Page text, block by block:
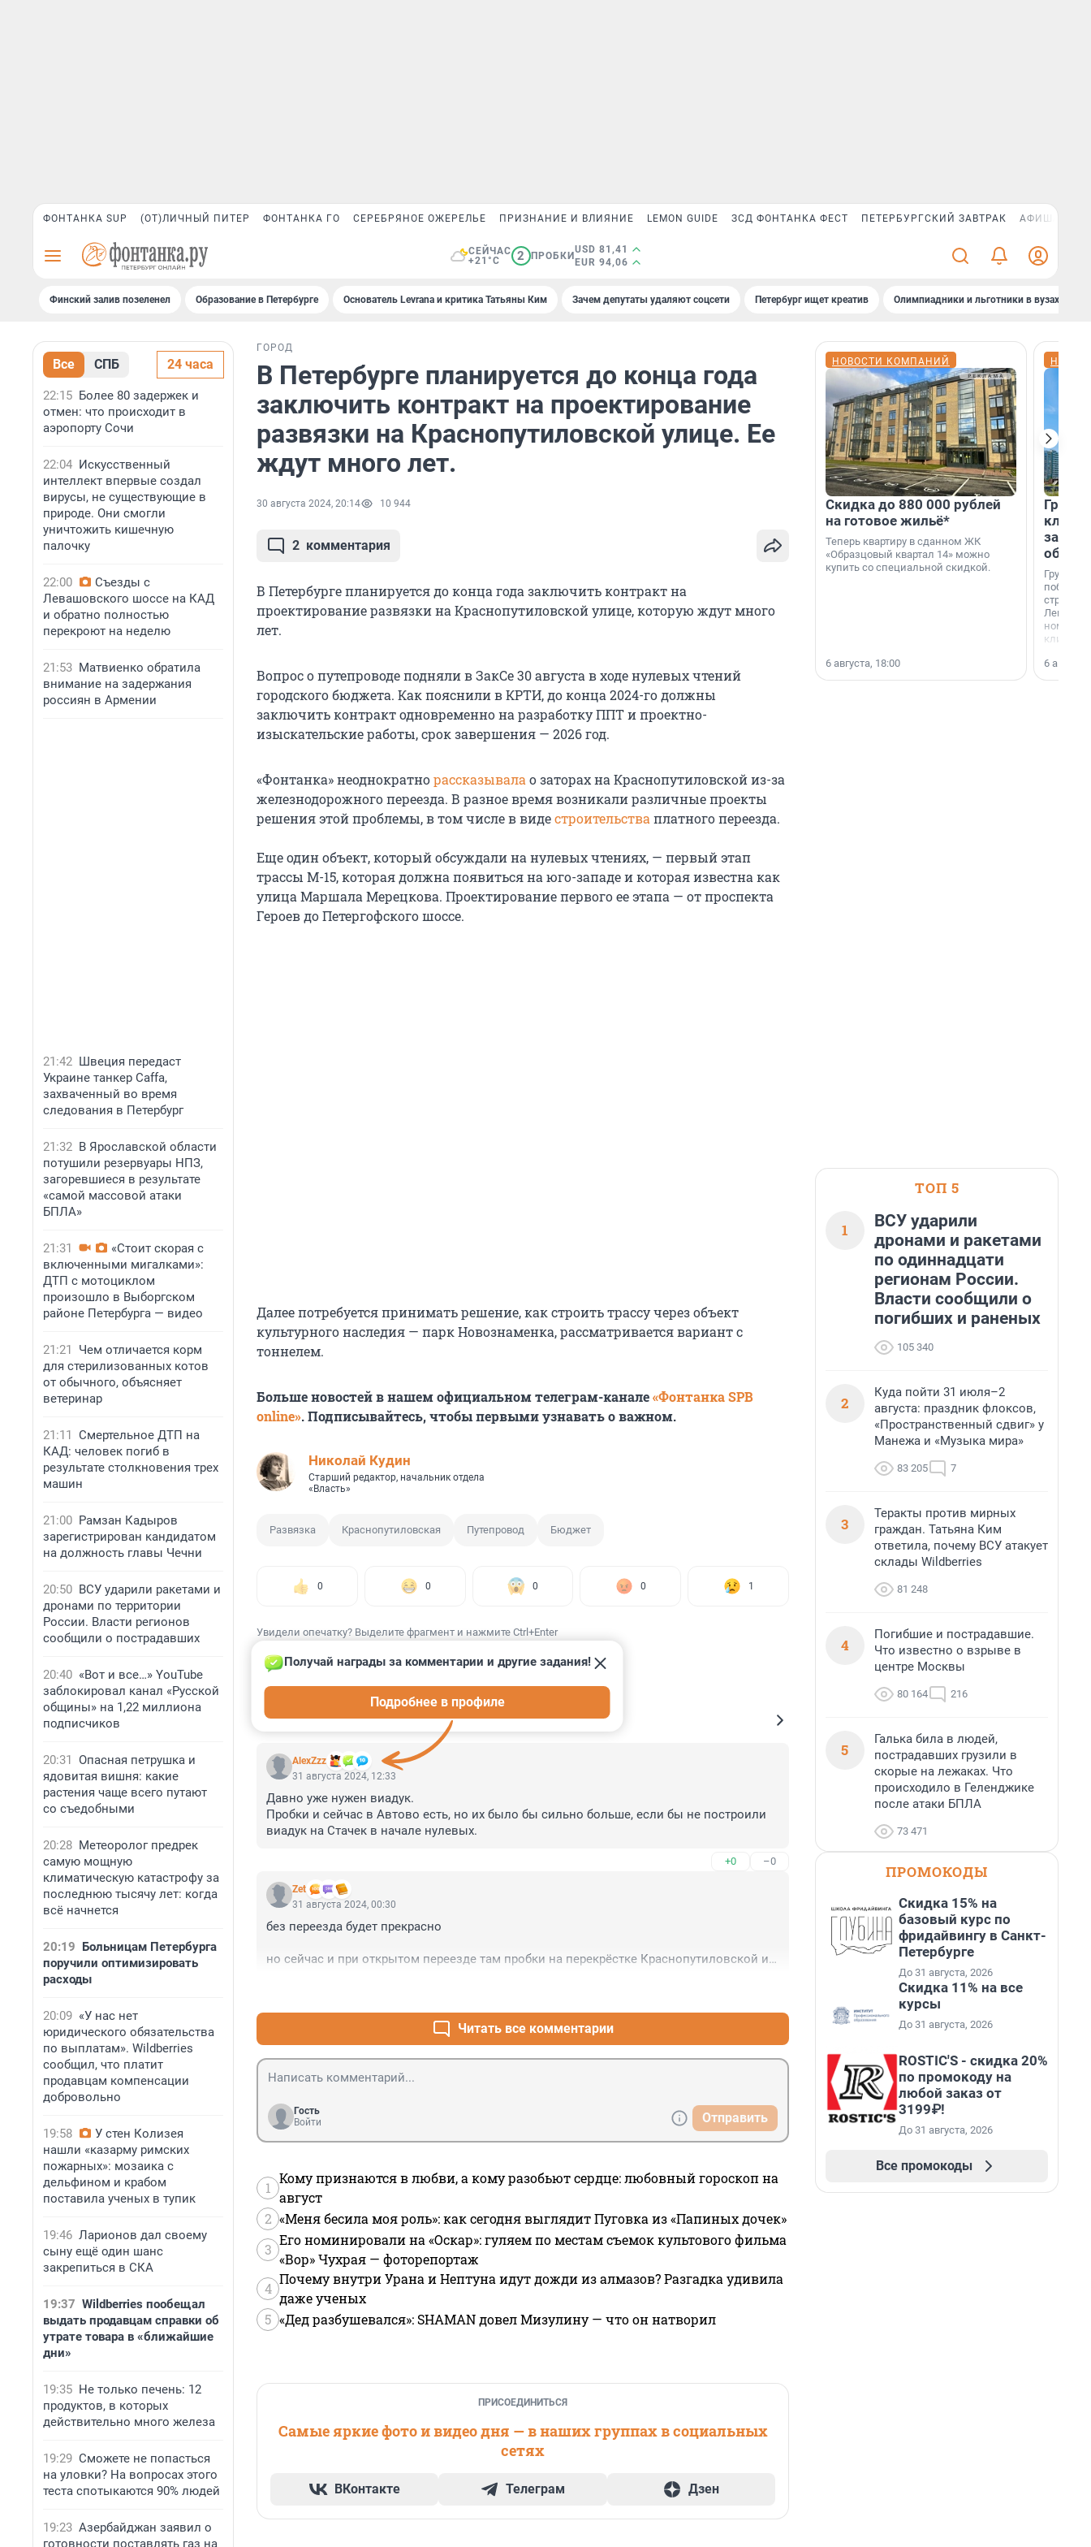
ФОНТАНКА SUP (ОТ)ЛИЧНЫЙ ПИТЕР ФОНТАНКА ГО СЕРЕБРЯНОЕ ОЖЕРЕЛЬЕ ПРИЗНАНИЕ И ВЛИЯНИЕ LEMON GUIDE ЗСД ФОНТАНКА ФЕСТ ПЕТЕРБУРГСКИЙ ЗАВТРАК АФИША PLUS
СЕЙЧАС
+21°C
2 ПРОБКИ
USD 81,41
EUR 94,06
Финский залив позеленел Образование в Петербурге Основатель Levrana и критика Татьяны Ким Зачем депутаты удаляют соцсети Петербург ищет креатив Олимпиадники и льготники в вузах СПб
Все СПБ 24 часа
22:15 Более 80 задержек и
отмен: что происходит в
аэропорту Сочи
22:04 Искусственный
интеллект впервые создал
вирусы, не существующие в
природе. Они смогли
уничтожить кишечную
палочку
22:00
Съезды с
Левашовского шоссе на КАД
и обратно полностью
перекроют на неделю
21:53 Матвиенко обратила
внимание на задержания
россиян в Армении
21:42 Швеция передаст
Украине танкер Caffa,
захваченный во время
следования в Петербург
21:32 В Ярославской области
потушили резервуары НПЗ,
загоревшиеся в результате
«самой массовой атаки
БПЛА»
21:31
«Стоит скорая с
включенными мигалками»:
ДТП с мотоциклом
произошло в Выборгском
районе Петербурга — видео
21:21
Чем отличается корм
для стерилизованных котов
от обычного, объясняет
ветеринар
21:11 Смертельное ДТП на
КАД: человек погиб в
результате столкновения трех
машин
21:00 Рамзан Кадыров
зарегистрирован кандидатом
на должность главы Чечни
20:50 ВСУ ударили ракетами и
дронами по территории
России. Власти регионов
сообщили о пострадавших
20:40 «Вот и все…» YouTube
заблокировал канал «Русской
общины» на 1,22 миллиона
подписчиков
20:31 Опасная петрушка и
ядовитая вишня: какие
растения чаще всего путают
со съедобными
20:28 Метеоролог предрек
самую мощную
климатическую катастрофу за
последнюю тысячу лет: когда
всё начнется
20:19 Больницам Петербурга
поручили оптимизировать
расходы
20:09 «У нас нет
юридического обязательства
по выплатам». Wildberries
сообщил, что платит
продавцам компенсации
добровольно
19:58
У стен Колизея
нашли «казарму римских
пожарных»: мозаика с
дельфином и крабом
поставила ученых в тупик
19:46 Ларионов дал своему
сыну ещё один шанс
закрепиться в СКА
19:37 Wildberries пообещал
выдать продавцам справки об
утрате товара в «ближайшие
дни»
19:35 Не только печень: 12
продуктов, в которых
действительно много железа
19:29 Сможете не попасться
на уловки? На вопросах этого
теста спотыкаются 90% людей
19:23 Азербайджан заявил о
готовности поставлять газ на
ГОРОД
В Петербурге планируется до конца года
заключить контракт на проектирование
развязки на Краснопутиловской улице. Ее
ждут много лет.
30 августа 2024, 20:14 10 944
2 комментария
В Петербурге планируется до конца года заключить контракт на
проектирование развязки на Краснопутиловской улице, которую ждут много
лет.
Вопрос о путепроводе подняли в ЗакСе 30 августа в ходе нулевых чтений
городского бюджета. Как пояснили в КРТИ, до конца 2024-го должны
заключить контракт одновременно на разработку ППТ и проектно-
изыскательские работы, срок завершения — 2026 год.
«Фонтанка» неоднократнорассказывала о заторах на Краснопутиловской из-за
железнодорожного переезда. В разное время возникали различные проекты
решения этой проблемы, в том числе в видестроительства платного переезда.
Еще один объект, который обсуждали на нулевых чтениях, — первый этап
трассы М-15, которая должна появиться на юго-западе и которая известна как
улица Маршала Мерецкова. Проектирование первого ее этапа — от проспекта
Героев до Петергофского шоссе.
Далее потребуется принимать решение, как строить трассу через объект
культурного наследия — парк Новознаменка, рассматривается вариант с
тоннелем.
Больше новостей в нашем официальном телеграм-канале«Фонтанка SPB
online». Подписывайтесь, чтобы первыми узнавать о важном.
Николай Кудин
Старший редактор, начальник отдела
«Власть»
Развязка Краснопутиловская Путепровод Бюджет
0 0 0 0 1
Увидели опечатку? Выделите фрагмент и нажмите Ctrl+Enter
КОММЕНТАРИИ 2
AlexZzz
Получай награды за комментарии и другие задания!
Подробнее в профиле
31 августа 2024, 12:33
Давно уже нужен виадук.
Пробки и сейчас в Автово есть, но их было бы сильно больше, если бы не построили
виадук на Стачек в начале нулевых.
+0 –0
Zet
31 августа 2024, 00:30
без переезда будет прекрасно
но сейчас и при открытом переезде там пробки на перекрёстке Краснопутиловской и
Читать все комментарии
Гость
Войти
Отправить
1
Кому признаются в любви, а кому разобьют сердце: любовный гороскоп на
август
2 «Меня бесила моя роль»: как сегодня выглядит Пуговка из «Папиных дочек»
3
Его номинировали на «Оскар»: гуляем по местам съемок культового фильма
«Вор» Чухрая — фоторепортаж
4
Почему внутри Урана и Нептуна идут дожди из алмазов? Разгадка удивила
даже ученых
5 «Дед разбушевался»: SHAMAN довел Мизулину — что он натворил
ПРИСОЕДИНИТЬСЯ
Самые яркие фото и видео дня — в наших группах в социальных
сетях
ВКонтакте Телеграм Дзен
НОВОСТИ КОМПАНИЙ
Скидка до 880 000 рублей
на готовое жильё*
Теперь квартиру в сданном ЖК
«Образцовый квартал 14» можно
купить со специальной скидкой.
6 августа, 18:00
Группа
области».
6
ТОП 5
1
ВСУ ударили
дронами и ракетами
по одиннадцати
регионам России.
Власти сообщили о
погибших и раненых
105 340
2
Куда пойти 31 июля–2
августа: праздник флоксов,
«Пространственный сдвиг» у
Манежа и «Музыка мира»
83 205 7
3
Теракты против мирных
граждан. Татьяна Ким
ответила, почему ВСУ атакует
склады Wildberries
81 248
4
Погибшие и пострадавшие.
Что известно о взрыве в
центре Москвы
80 164 216
5
Галька била в людей,
пострадавших грузили в
скорые на лежаках. Что
происходило в Геленджике
после атаки БПЛА
73 471
ПРОМОКОДЫ
Скидка 15% на
базовый курс по
фридайвингу в Санкт-
Петербурге
До 31 августа, 2026
Скидка 11% на все
курсы
До 31 августа, 2026
ROSTIC'S - скидка 20%
по промокоду на
любой заказ от
3199₽!
До 31 августа, 2026
Все промокоды